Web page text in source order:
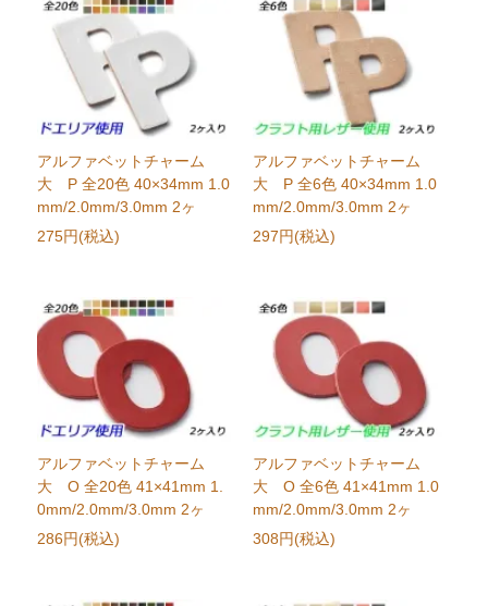
アルファベットチャーム
大 P 全20色 40×34mm 1.0
mm/2.0mm/3.0mm 2ヶ
275円(税込)
アルファベットチャーム
大 P 全6色 40×34mm 1.0
mm/2.0mm/3.0mm 2ヶ
297円(税込)
アルファベットチャーム
大 O 全20色 41×41mm 1.
0mm/2.0mm/3.0mm 2ヶ
286円(税込)
アルファベットチャーム
大 O 全6色 41×41mm 1.0
mm/2.0mm/3.0mm 2ヶ
308円(税込)